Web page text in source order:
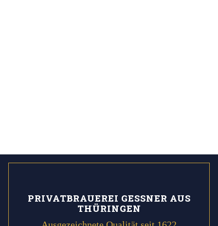
PRIVATBRAUEREI GESSNER AUS
THÜRINGEN